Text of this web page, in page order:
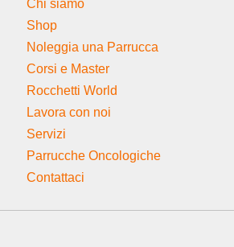
Chi siamo
Shop
Noleggia una Parrucca
Corsi e Master
Rocchetti World
Lavora con noi
Servizi
Parrucche Oncologiche
Contattaci